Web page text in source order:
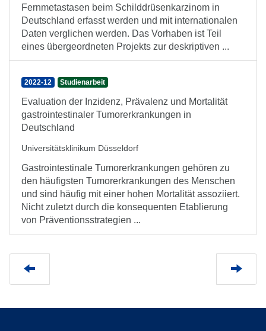
Fernmetastasen beim Schilddrüsenkarzinom in
Deutschland erfasst werden und mit internationalen
Daten verglichen werden. Das Vorhaben ist Teil
eines übergeordneten Projekts zur deskriptiven ...
2022-12 Studienarbeit
Evaluation der Inzidenz, Prävalenz und Mortalität
gastrointestinaler Tumorerkrankungen in
Deutschland
Universitätsklinikum Düsseldorf
Gastrointestinale Tumorerkrankungen gehören zu
den häufigsten Tumorerkrankungen des Menschen
und sind häufig mit einer hohen Mortalität assoziiert.
Nicht zuletzt durch die konsequenten Etablierung
von Präventionsstrategien ...